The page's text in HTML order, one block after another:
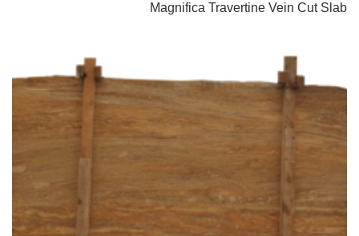
Magnifica Travertine Vein Cut Slab